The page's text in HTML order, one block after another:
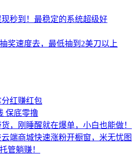
秒到！最稳定的系统超级好
奖速度去，最低抽到2美刀以上
红赚红包
保底零撸
，刚睡醒就在爆单，小白也能做！
端商城快速涨粉开橱窗，米无忧图
管躺赚！